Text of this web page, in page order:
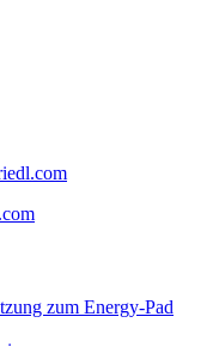
zum Energy-Pad